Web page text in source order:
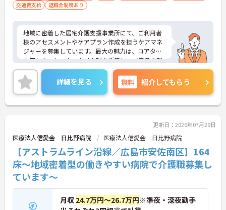
交通費支給
退職金制度あり
地域に密着した居宅介護支援事業所にて、ご利用者
様のアセスメントやケアプラン作成を担うケアマネ
ジャーを募集しています。最大の魅力は、コアタイ
ム無しのフレックスタイム制を活用し、ご自身の裁
量でスケジュールを管理できる点です。ご自宅から
の直行訪問などを交えることで、日々の業務負担を
軽減しながら柔軟に働くことができます。また、未
就学児への保育手当や共済会による医療費・市販薬
の補助など、大手グループならではの手厚い福利厚
支援専門員へのステップアップを目指せる資格取得
支援制度も整っています。育児・介護向けの時短勤
務制度や75歳までの再雇用制度も完備されており、
ライフステージの変化に合わせた無理のない働き方
で、長期的に専門性を磨いていける環境です。
★おすすめPOINT★
【直行訪問とフレックス制を活用し、効率的で柔軟
な働き方が実現できます】
・出退勤時間を自由に調整できるコアタイム無しの
詳細を見る 無料 紹介してもらう
更新日：2026年07月29日
医療法人信愛会 日比野病院 医療法人信愛会 日比野病院
【アストラムライン沿線／広島市安佐南区】164
床～地域密着型の働きやすい病院で介護職募集し
ています～
月収 24.7万円～26.7万円※準夜・深夜勤手